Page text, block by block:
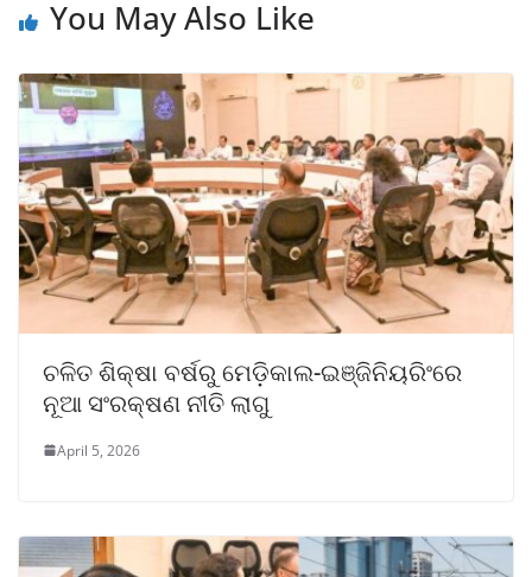
You May Also Like
ଚଳିତ ଶିକ୍ଷା ବର୍ଷରୁ ମେଡ଼ିକାଲ-ଇଞ୍ଜିନିୟରିଂରେ
ନୂଆ ସଂରକ୍ଷଣ ନୀତି ଲାଗୁ
April 5, 2026